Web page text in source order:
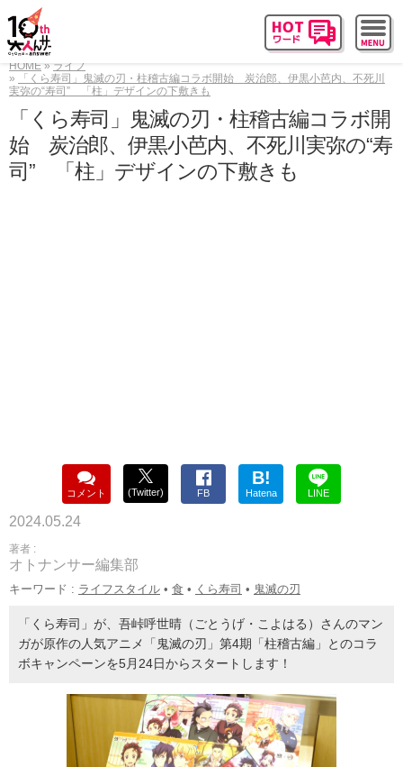
HOME
ライフ
「くら寿司」鬼滅の刃・柱稽古編コラボ開始 炭治郎、伊黒小芭内、不死川
実弥の“寿司” 「柱」デザインの下敷きも
「くら寿司」鬼滅の刃・柱稽古編コラボ開
始 炭治郎、伊黒小芭内、不死川実弥の“寿
司” 「柱」デザインの下敷きも
コメント (Twitter) FB
B!
Hatena LINE
2024.05.24
著者 :
オトナンサー編集部
キーワード : ライフスタイル • 食 • くら寿司 • 鬼滅の刃
「くら寿司」が、吾峠呼世晴（ごとうげ・こよはる）さんのマン
ガが原作の人気アニメ「鬼滅の刃」第4期「柱稽古編」とのコラ
ボキャンペーンを5月24日からスタートします！